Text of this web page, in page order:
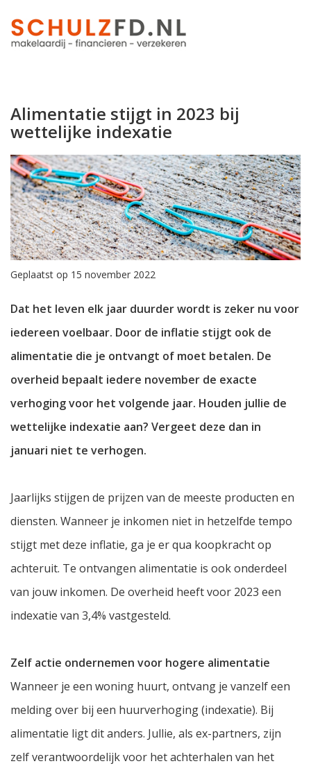
Alimentatie stijgt in 2023 bij
wettelijke indexatie
Geplaatst op 15 november 2022
Dat het leven elk jaar duurder wordt is zeker nu voor
iedereen voelbaar. Door de inflatie stijgt ook de
alimentatie die je ontvangt of moet betalen. De
overheid bepaalt iedere november de exacte
verhoging voor het volgende jaar. Houden jullie de
wettelijke indexatie aan? Vergeet deze dan in
januari niet te verhogen.
Jaarlijks stijgen de prijzen van de meeste producten en
diensten. Wanneer je inkomen niet in hetzelfde tempo
stijgt met deze inflatie, ga je er qua koopkracht op
achteruit. Te ontvangen alimentatie is ook onderdeel
van jouw inkomen. De overheid heeft voor 2023 een
indexatie van 3,4% vastgesteld.
Zelf actie ondernemen voor hogere alimentatie
Wanneer je een woning huurt, ontvang je vanzelf een
melding over bij een huurverhoging (indexatie). Bij
alimentatie ligt dit anders. Jullie, als ex-partners, zijn
zelf verantwoordelijk voor het achterhalen van het